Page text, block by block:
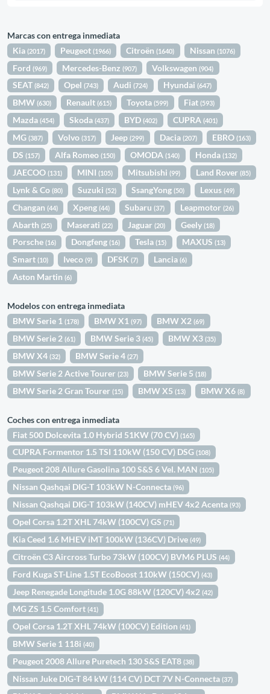
Marcas con entrega inmediata
Kia(2017) Peugeot(1966) Citroën(1640) Nissan (1076)
Ford(969) Mercedes-Benz(907) Volkswagen(904)
SEAT(842) Opel(743) Audi(724) Hyundai (647)
BMW(630) Renault(615) Toyota(599) Fiat (593)
Mazda(454) Skoda(437) BYD(402) CUPRA (401)
MG(387) Volvo(317) Jeep(299) Dacia (207) EBRO (163)
DS(157) Alfa Romeo(150) OMODA(140) Honda (132)
JAECOO(131) MINI(105) Mitsubishi(99) Land Rover (85)
Lynk & Co(80) Suzuki(52) SsangYong(50) Lexus (49)
Changan(44) Xpeng(44) Subaru(37) Leapmotor (26)
Abarth(25) Maserati(22) Jaguar(20) Geely (18)
Porsche(16) Dongfeng(16) Tesla(15) MAXUS (13)
Smart(10) Iveco(9) DFSK(7) Lancia (6)
Aston Martin(6)
Modelos con entrega inmediata
BMW Serie 1(178) BMW X1(97) BMW X2(69)
BMW Serie 2(61) BMW Serie 3(45) BMW X3(35)
BMW X4(32) BMW Serie 4(27)
BMW Serie 2 Active Tourer(23) BMW Serie 5(18)
BMW Serie 2 Gran Tourer(15) BMW X5(13) BMW X6(8)
Coches con entrega inmediata
Fiat 500 Dolcevita 1.0 Hybrid 51KW (70 CV)(165)
CUPRA Formentor 1.5 TSI 110kW (150 CV) DSG(108)
Peugeot 208 Allure Gasolina 100 S&S 6 Vel. MAN(105)
Nissan Qashqai DIG-T 103kW N-Connecta(96)
Nissan Qashqai DIG-T 103kW (140CV) mHEV 4x2 Acenta(93)
Opel Corsa 1.2T XHL 74kW (100CV) GS(71)
Kia Ceed 1.6 MHEV iMT 100kW (136CV) Drive(49)
Citroën C3 Aircross Turbo 73kW (100CV) BVM6 PLUS(44)
Ford Kuga ST-Line 1.5T EcoBoost 110kW (150CV)(43)
Jeep Renegade Longitude 1.0G 88kW (120CV) 4x2(42)
MG ZS 1.5 Comfort(41)
Opel Corsa 1.2T XHL 74kW (100CV) Edition(41)
BMW Serie 1 118i(40)
Peugeot 2008 Allure Puretech 130 S&S EAT8(38)
Nissan Juke DIG-T 84 kW (114 CV) DCT 7V N-Connecta(37)